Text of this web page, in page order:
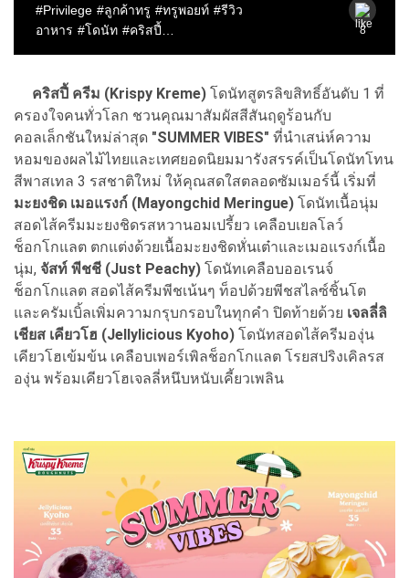
คริสปี้ ครีม (Krispy Kreme) โดนัทสูตรลิขสิทธิ์อันดับ 1 ที่
ครองใจคนทั่วโลก ชวนคุณมาสัมผัสสีสันฤดูร้อนกับ
คอลเล็กชันใหม่ล่าสุด "SUMMER VIBES" ที่นำเสน่ห์ความ
หอมของผลไม้ไทยและเทศยอดนิยมมารังสรรค์เป็นโดนัทโทน
สีพาสเทล 3 รสชาติใหม่ ให้คุณสดใสตลอดซัมเมอร์นี้ เริ่มที่
มะยงชิด เมอแรงก์ (Mayongchid Meringue) โดนัทเนื้อนุ่ม
สอดไส้ครีมมะยงชิดรสหวานอมเปรี้ยว เคลือบเยลโลว์
ช็อกโกแลต ตกแต่งด้วยเนื้อมะยงชิดหั่นเต๋าและเมอแรงก์เนื้อ
นุ่ม, จัสท์ พีชชี (Just Peachy) โดนัทเคลือบออเรนจ์
ช็อกโกแลต สอดไส้ครีมพีชเน้นๆ ท็อปด้วยพีชสไลซ์ชิ้นโต
และครัมเบิ้ลเพิ่มความกรุบกรอบในทุกคำ ปิดท้ายด้วย เจลลี่ลิ
เชียส เคียวโฮ (Jellylicious Kyoho) โดนัทสอดไส้ครีมองุ่น
เคียวโฮเข้มข้น เคลือบเพอร์เพิลช็อกโกแลต โรยสปริงเคิลรส
องุ่น พร้อมเคียวโฮเจลลี่หนึบหนับเคี้ยวเพลิน